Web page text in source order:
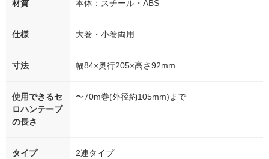
材質 本体：スチール・ABS
仕様 大巻・小巻両用
寸法 幅84×奥行205×高さ92mm
使用できるセ
ロハンテープ
の長さ
〜70m巻(外径約105mm)まで
タイプ 2連タイプ